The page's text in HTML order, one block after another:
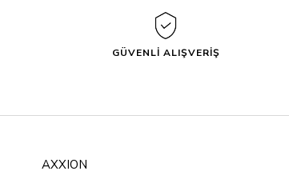
GÜVENLİ ALIŞVERİŞ
AXXION